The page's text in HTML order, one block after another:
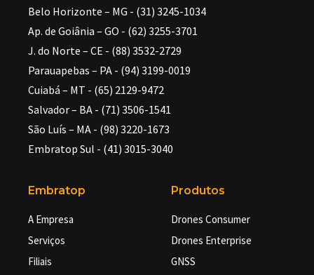
Belo Horizonte – MG - (31) 3245-1034
Ap. de Goiânia – GO - (62) 3255-3701
J. do Norte – CE - (88) 3532-2729
Parauapebas – PA - (94) 3199-0019
Cuiabá – MT - (65) 2129-9472
Salvador – BA - (71) 3506-1541
São Luís – MA - (98) 3220-1673
Embratop Sul - (41) 3015-3040
Embratop
A Empresa
Serviços
Filiais
Produtos
Drones Consumer
Drones Enterprise
GNSS